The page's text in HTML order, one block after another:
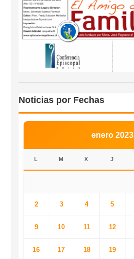
Noticias por Fechas
enero 2023
L M X J
2 3 4 5
9 10 11 12
16 17 18 19